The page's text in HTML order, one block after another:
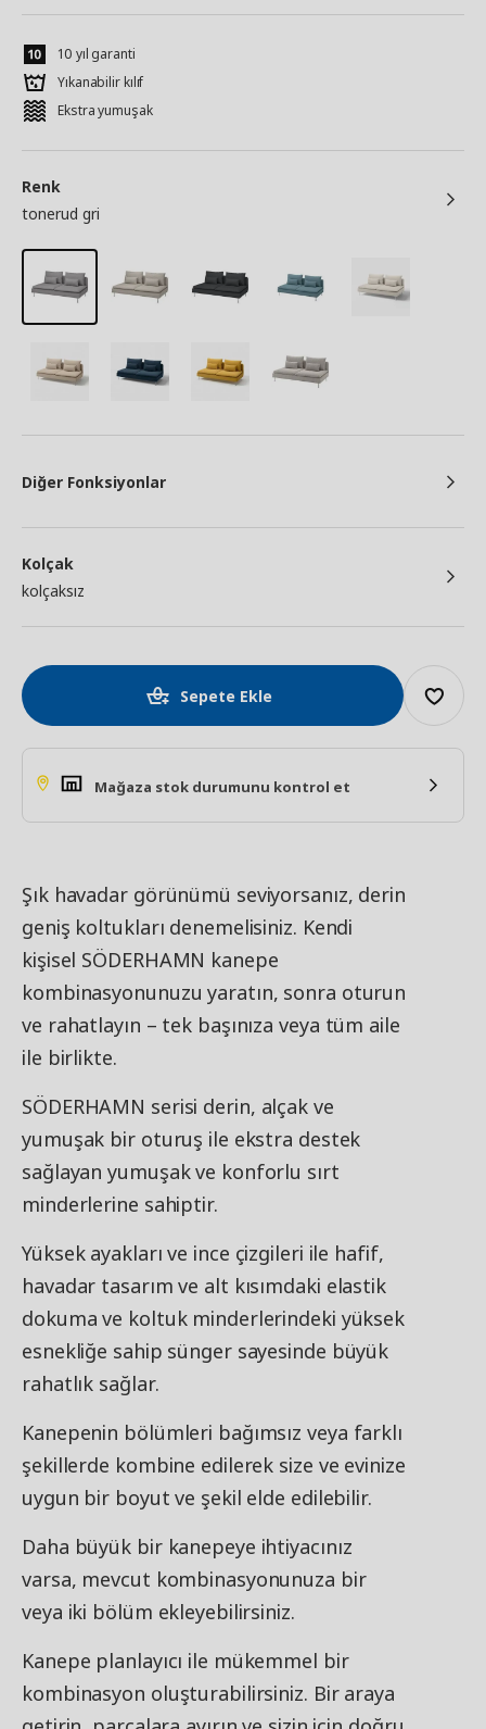
10 yıl garanti
Yıkanabilir kılıf
Ekstra yumuşak
Renk
tonerud gri
Diğer Fonksiyonlar
Kolçak
kolçaksız
Sepete Ekle
Mağaza stok durumunu kontrol et
Şık havadar görünümü seviyorsanız, derin
geniş koltukları denemelisiniz. Kendi
kişisel SÖDERHAMN kanepe
kombinasyonunuzu yaratın, sonra oturun
ve rahatlayın – tek başınıza veya tüm aile
ile birlikte.
SÖDERHAMN serisi derin, alçak ve
yumuşak bir oturuş ile ekstra destek
sağlayan yumuşak ve konforlu sırt
minderlerine sahiptir.
Yüksek ayakları ve ince çizgileri ile hafif,
havadar tasarım ve alt kısımdaki elastik
dokuma ve koltuk minderlerindeki yüksek
esnekliğe sahip sünger sayesinde büyük
rahatlık sağlar.
Kanepenin bölümleri bağımsız veya farklı
şekillerde kombine edilerek size ve evinize
uygun bir boyut ve şekil elde edilebilir.
Daha büyük bir kanepeye ihtiyacınız
varsa, mevcut kombinasyonunuza bir
veya iki bölüm ekleyebilirsiniz.
Kanepe planlayıcı ile mükemmel bir
kombinasyon oluşturabilirsiniz. Bir araya